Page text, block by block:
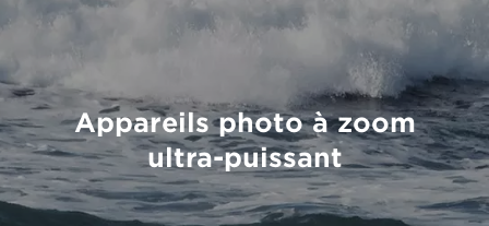
Appareils photo à zoom
ultra-puissant